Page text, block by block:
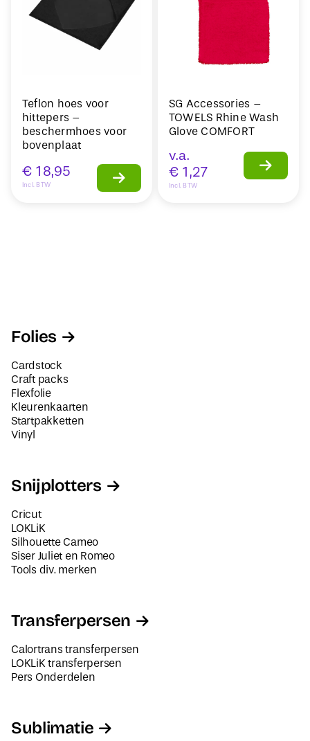
Teflon hoes voor
hittepers –
beschermhoes voor
bovenplaat
€ 18,95
Incl. BTW
SG Accessories –
TOWELS Rhine Wash
Glove COMFORT
v.a.
€ 1,27
Incl. BTW
Folies
Cardstock
Craft packs
Flexfolie
Kleurenkaarten
Startpakketten
Vinyl
Snijplotters
Cricut
LOKLiK
Silhouette Cameo
Siser Juliet en Romeo
Tools div. merken
Transferpersen
Calortrans transferpersen
LOKLiK transferpersen
Pers Onderdelen
Sublimatie